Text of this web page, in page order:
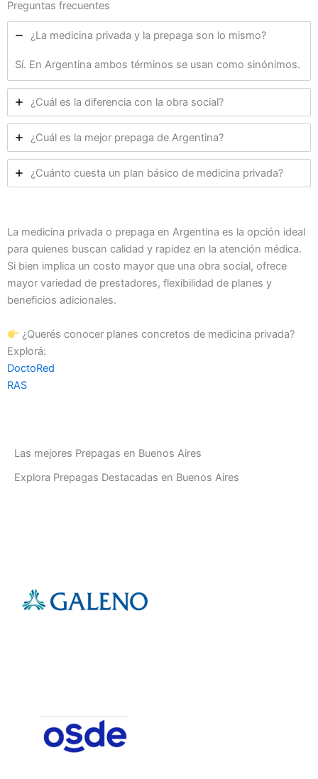
Preguntas frecuentes
¿La medicina privada y la prepaga son lo mismo?
Sí. En Argentina ambos términos se usan como sinónimos.
¿Cuál es la diferencia con la obra social?
¿Cuál es la mejor prepaga de Argentina?
¿Cuánto cuesta un plan básico de medicina privada?
La medicina privada o prepaga en Argentina es la opción ideal
para quienes buscan calidad y rapidez en la atención médica.
Si bien implica un costo mayor que una obra social, ofrece
mayor variedad de prestadores, flexibilidad de planes y
beneficios adicionales.
¿Querés conocer planes concretos de medicina privada?
Explorá:
DoctoRed
RAS
Las mejores Prepagas en Buenos Aires
Explora Prepagas Destacadas en Buenos Aires